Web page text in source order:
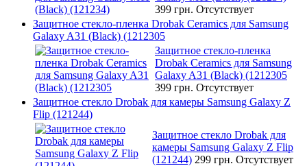
399 грн. Отсутствует
Защитное стекло-пленка Drobak Ceramics для Samsung
Galaxy A31 (Black) (1212305
Защитное стекло-пленка
Drobak Ceramics для Samsung
Galaxy A31 (Black) (1212305
399 грн. Отсутствует
Защитное стекло Drobak для камеры Samsung Galaxy Z
Flip (121244)
Защитное стекло Drobak для
камеры Samsung Galaxy Z Flip
(121244) 299 грн. Отсутствует